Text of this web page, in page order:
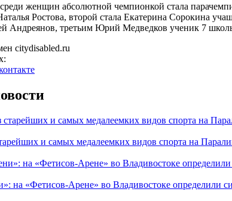
женщин абсолютной чемпионкой стала
Ростова, второй стала Екатерина Сорокина
Андреянов, третьим Юрий Медведков ученик 7
citydisabled.ru
и самых медалеемких видов спорта на
на «Фетисов-Арене» во Владивостоке определили